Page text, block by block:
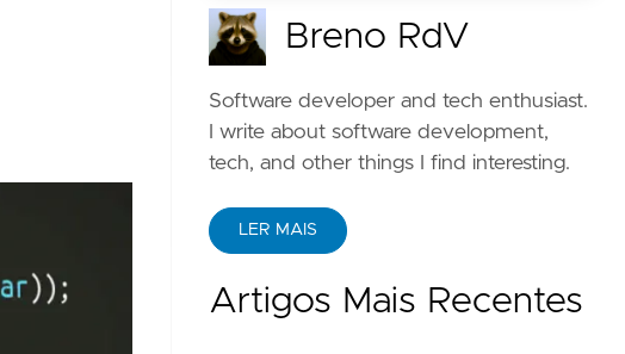
Breno RdV
Software developer and tech enthusiast.
I write about software development,
tech, and other things I find interesting.
LER MAIS
Artigos Mais Recentes